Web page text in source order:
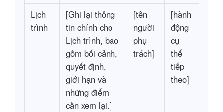
Lịch
trình
[Ghi lại thông
tin chính cho
Lịch trình, bao
gồm bối cảnh,
quyết định,
giới hạn và
những điểm
cần xem lại.]
[tên
người
phụ
trách]
[hành
động
cụ
thể
tiếp
theo]